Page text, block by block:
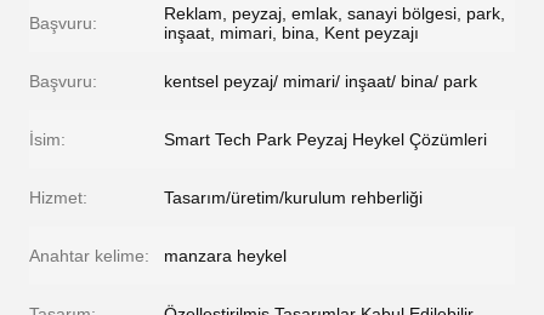
Başvuru:
Reklam, peyzaj, emlak, sanayi bölgesi, park,
inşaat, mimari, bina, Kent peyzajı
Başvuru: kentsel peyzaj/ mimari/ inşaat/ bina/ park
İsim: Smart Tech Park Peyzaj Heykel Çözümleri
Hizmet: Tasarım/üretim/kurulum rehberliği
Anahtar kelime: manzara heykel